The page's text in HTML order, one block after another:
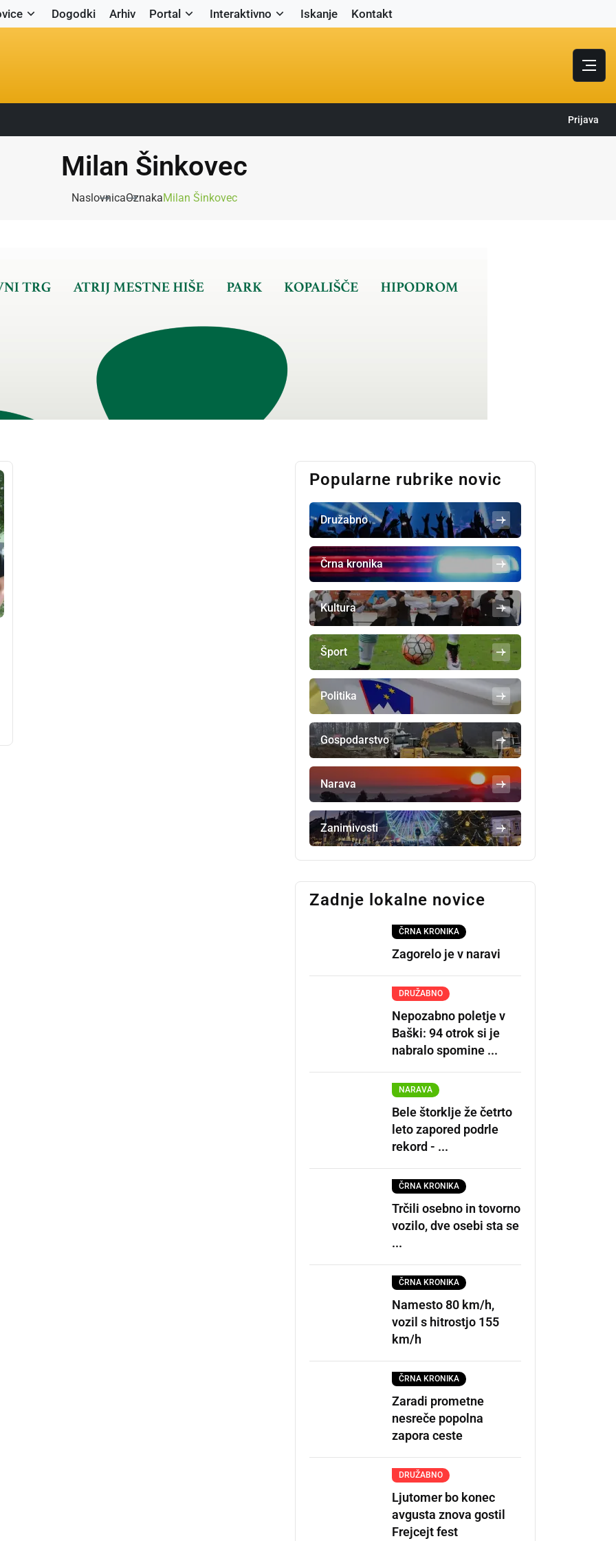
Dogodki Arhiv Portal Interaktivno Iskanje Kontakt
Prijava
Milan Šinkovec
NaslovnicaOznakaMilan Šinkovec
Popularne rubrike novic
Družabno
Črna kronika
Kultura
Šport
Politika
Gospodarstvo
Narava
Zanimivosti
Zadnje lokalne novice
ČRNA KRONIKA
Zagorelo je v naravi
DRUŽABNO
Nepozabno poletje v
Baški: 94 otrok si je
nabralo spomine ...
NARAVA
Bele štorklje že četrto
leto zapored podrle
rekord - ...
ČRNA KRONIKA
Trčili osebno in tovorno
vozilo, dve osebi sta se
...
ČRNA KRONIKA
Namesto 80 km/h,
vozil s hitrostjo 155
km/h
ČRNA KRONIKA
Zaradi prometne
nesreče popolna
zapora ceste
DRUŽABNO
Ljutomer bo konec
avgusta znova gostil
Frejcejt fest